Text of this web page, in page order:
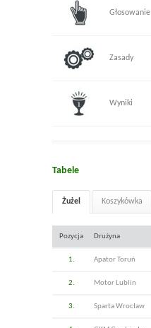
Głosowanie
Zasady
Wyniki
Tabele
Żużel Koszykówka
Pozycja Drużyna
1. Apator Toruń
2. Motor Lublin
3. Sparta Wrocław